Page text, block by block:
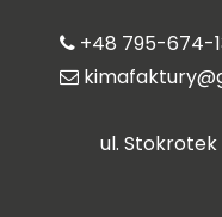
+48 795-674-
ul. Stokrotek